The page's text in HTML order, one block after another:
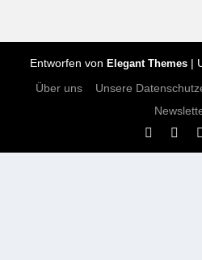
Entworfen von Elegant Themes|
Über uns Unsere